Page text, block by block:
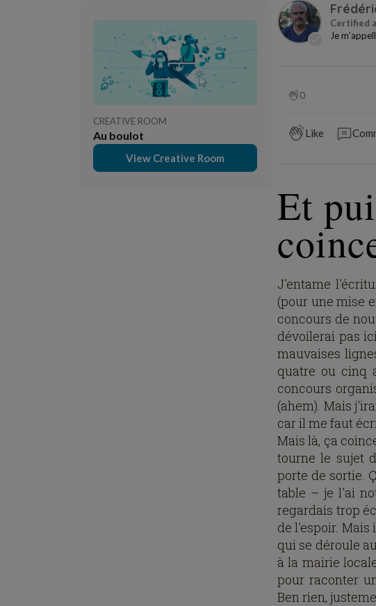
CREATIVE ROOM
Au boulot
View Creative Room
Je
0
Like
Et
J'entame
(pour une mise
concours de
dévoilerai pas
mauvaises
quatre ou cinq
concours
(ahem). Mais
car il me faut
Mais là, ça
tourne le sujet
porte de sortie.
table – je l'ai
regardais trop
de l'espoir.
qui se déroule
à la mairie
pour raconter
Ben rien,